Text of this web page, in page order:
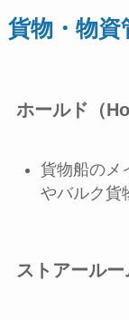
貨物・物資
ホールド（
貨物船のメ
やバルク貨
ストアール